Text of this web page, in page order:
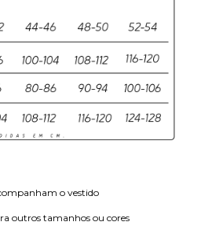
o vestido
outros tamanhos ou cores